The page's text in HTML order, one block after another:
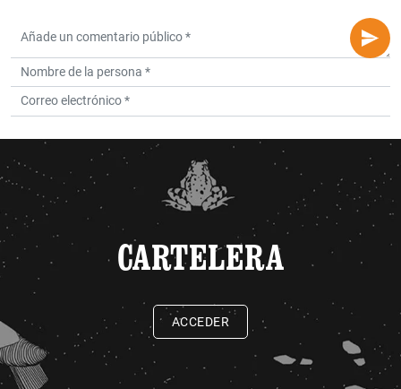
CARTELERA
ACCEDER